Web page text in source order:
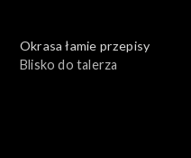
Okrasa łamie przepisy
Blisko do talerza